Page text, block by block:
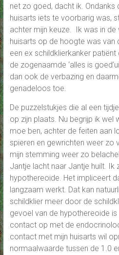
net zo goed, dacht ik.
huisarts iets te voorbarig was,
achter mijn keuze. Ik was in de
huisarts op de hoogte was van
een ex schildklierkanker
de zogenaamde ‘alles is
dan ook de verbazing en
genadeloos toe.
De puzzelstukjes die al een
op zijn plaats. Nu begrijp ik wel
moe ben, achter de feiten aan
spieren en gewrichten weer zo
mijn stemming weer zo
Jantje lacht naar Jantje huilt. Ik
hypothereoide. Het impliceert
langzaam werkt. Dat kan
schildklier meer door de
gevoel van de hypothereoide
contact op met de
contact met mijn huisarts wil
normaalwaarde tussen de 1.0